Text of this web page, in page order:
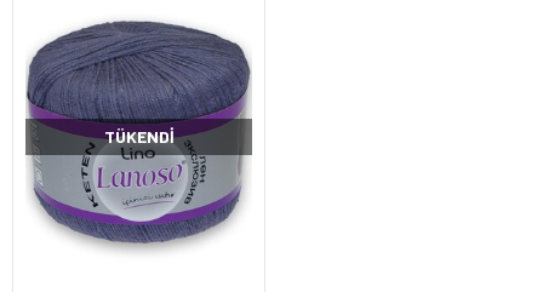
TÜKENDI